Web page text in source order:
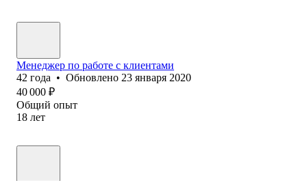
Менеджер по работе с клиентами
42 года • Обновлено 23 января 2020
40 000 ₽
Общий опыт
18 лет